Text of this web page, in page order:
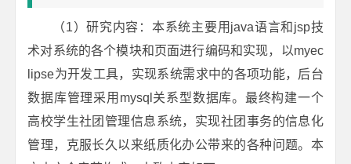
（1）研究内容：本系统主要用java语言和jsp技
术对系统的各个模块和页面进行编码和实现，以myec
lipse为开发工具，实现系统需求中的各项功能，后台
数据库管理采用mysql关系型数据库。最终构建一个
高校学生社团管理信息系统，实现社团事务的信息化
管理，克服长久以来纸质化办公带来的各种问题。本